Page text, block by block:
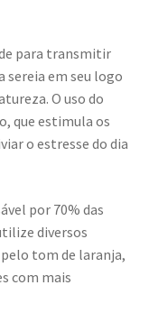
para transmitir
sereia em seu logo
O uso do
que estimula os
o estresse do dia
por 70% das
diversos
tom de laranja,
com mais